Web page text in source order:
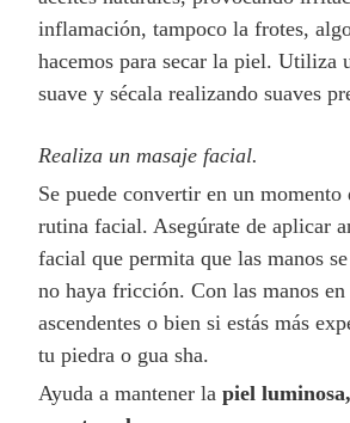
inflamación, tampoco la frotes,
hacemos para secar la piel. Utiliza
suave y sécala realizando suaves
Realiza un masaje facial.
Se puede convertir en un
rutina facial. Asegúrate de aplicar
facial que permita que las manos
no haya fricción. Con las manos
ascendentes o bien si estás más
tu piedra o gua sha.
Ayuda a mantener lapiel